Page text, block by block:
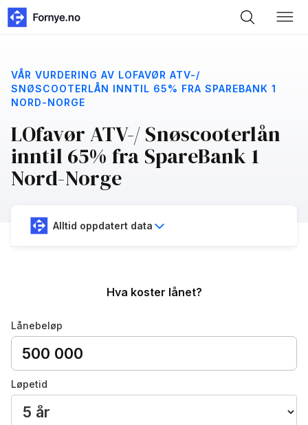
VÅR VURDERING AV LOFAVØR ATV-/
SNØSCOOTERLÅN INNTIL 65% FRA SPAREBANK 1
NORD-NORGE
LOfavør ATV-/ Snøscooterlån
inntil 65% fra SpareBank 1
Nord-Norge
Alltid oppdatert data
Hva koster lånet?
Lånebeløp
Løpetid